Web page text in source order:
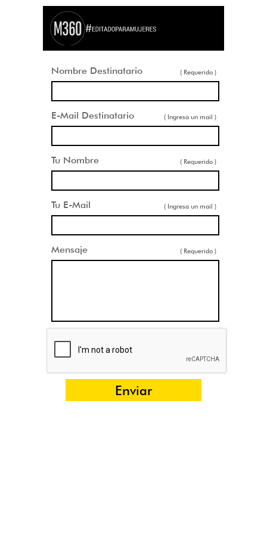
Nombre Destinatario ( Requerido )
E-Mail Destinatario ( Ingresa un mail )
Tu Nombre ( Requerido )
Tu E-Mail ( Ingresa un mail )
Mensaje ( Requerido )